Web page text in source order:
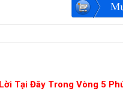
Tại Đây Trong Vòng 5